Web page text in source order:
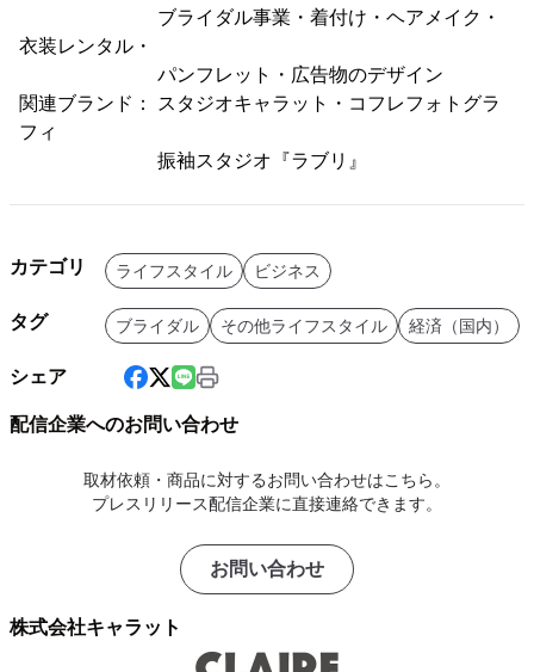
ブライダル事業・着付け・ヘアメイク・
衣装レンタル・
パンフレット・広告物のデザイン
関連ブランド： スタジオキャラット・コフレフォトグラ
フィ
振袖スタジオ『ラブリ』
カテゴリ ライフスタイル ビジネス
タグ ブライダル その他ライフスタイル 経済（国内）
シェア
配信企業へのお問い合わせ
取材依頼・商品に対するお問い合わせはこちら。
プレスリリース配信企業に直接連絡できます。
お問い合わせ
株式会社キャラット